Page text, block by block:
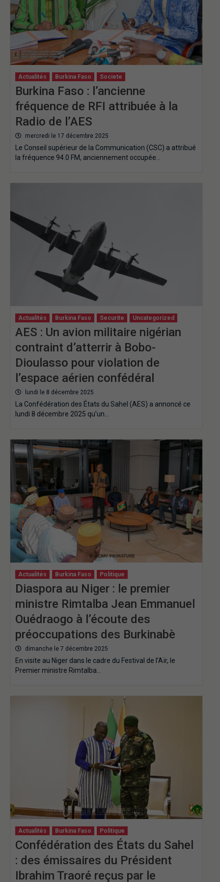
Actualités Burkina Faso Societe
Burkina Faso : l’ancienne
fréquence de RFI attribuée à la
Radio de l’AES
mercredi le 17 décembre 2025
Le Conseil supérieur de la Communication (CSC) a attribué
la fréquence 94.0 FM, anciennement occupée…
Actualités Burkina Faso Securite Uncategorized
AES : Un avion militaire nigérian
contraint d’atterrir à Bobo-
Dioulasso pour violation de
l’espace aérien confédéral
lundi le 8 décembre 2025
La Confédération des États du Sahel (AES) a annoncé ce
lundi 8 décembre 2025 qu’un…
Actualités Burkina Faso Politique
Diaspora au Niger : le premier
ministre Rimtalba Jean Emmanuel
Ouédraogo à l’écoute des
préoccupations des Burkinabè
dimanche le 7 décembre 2025
‎En visite au Niger dans le cadre du Festival de l’Aïr, le
Premier ministre Rimtalba…
Actualités Burkina Faso Politique
Confédération des États du Sahel
: des émissaires du Président
Ibrahim Traoré reçus par le